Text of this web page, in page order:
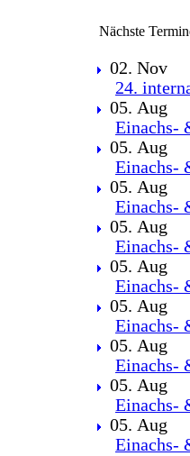
Nächste
02. Nov
24.
05. Aug
Einachs-
05. Aug
Einachs-
05. Aug
Einachs-
05. Aug
Einachs-
05. Aug
Einachs-
05. Aug
Einachs-
05. Aug
Einachs-
05. Aug
Einachs-
05. Aug
Einachs-